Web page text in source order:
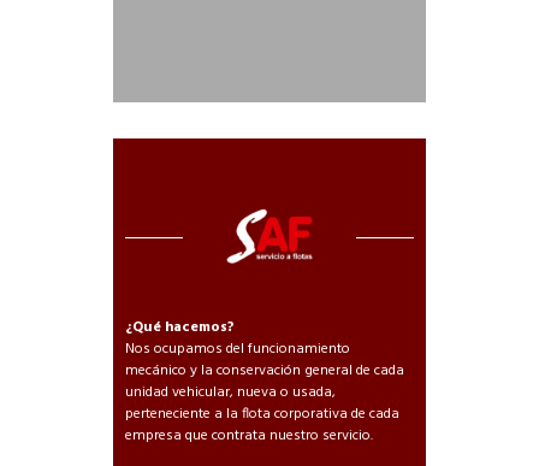
¿Qué hacemos?
Nos ocupamos del funcionamiento
mecánico y la conservación general de cada
unidad vehicular, nueva o usada,
perteneciente a la flota corporativa de cada
empresa que contrata nuestro servicio.